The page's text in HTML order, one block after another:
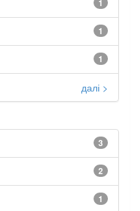
1
1
1
далі >
3
2
1